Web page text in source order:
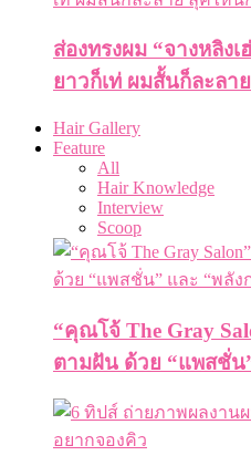
ส่องทรงผม “จางหลิง
ยาวก็เท่ ผมสั้นก็ละลา
Hair Gallery
Feature
All
Hair Knowledge
Interview
Scoop
“คุณโจ้ The Gray
ตามฝัน ด้วย “แพสชั่น